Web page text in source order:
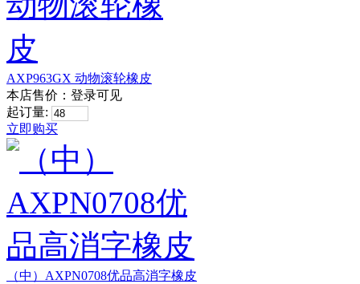
AXP963GX 动物滚轮橡皮
本店售价： 登录可见
起订量:
立即购买
（中）AXPN0708优品高消字橡皮